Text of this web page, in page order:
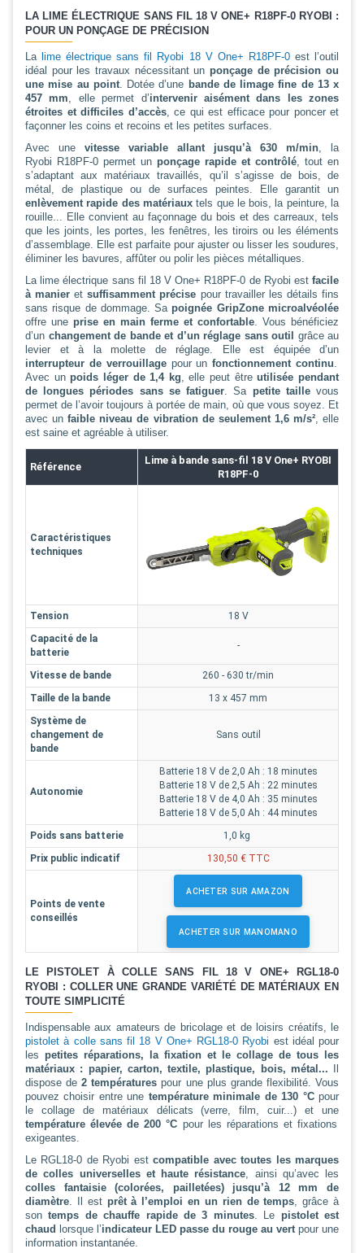
LA LIME ÉLECTRIQUE SANS FIL 18 V ONE+ R18PF-0 RYOBI :
POUR UN PONÇAGE DE PRÉCISION
La lime électrique sans fil Ryobi 18 V One+ R18PF-0est l’outil
idéal pour les travaux nécessitant un ponçage de précision ou
une mise au point. Dotée d’une bande de limage fine de 13 x
457 mm, elle permet d’intervenir aisément dans les zones
étroites et difficiles d’accès, ce qui est efficace pour poncer et
façonner les coins et recoins et les petites surfaces.
Avec une vitesse variable allant jusqu’à 630 m/min, la
Ryobi R18PF-0 permet un ponçage rapide et contrôlé, tout en
s’adaptant aux matériaux travaillés, qu’il s’agisse de bois, de
métal, de plastique ou de surfaces peintes. Elle garantit un
enlèvement rapide des matériauxtels que le bois, la peinture, la
rouille... Elle convient au façonnage du bois et des carreaux, tels
que les joints, les portes, les fenêtres, les tiroirs ou les éléments
d’assemblage. Elle est parfaite pour ajuster ou lisser les soudures,
éliminer les bavures, affûter ou polir les pièces métalliques.
La lime électrique sans fil 18 V One+ R18PF-0 de Ryobi est facile
à manieretsuffisamment précise pour travailler les détails fins
sans risque de dommage. Sapoignée GripZone microalvéolée
offre une prise en main ferme et confortable. Vous bénéficiez
d’un changement de bande et d’un réglage sans outil
grâce au
levier et à la molette de réglage. Elle est équipée d’un
interrupteur de verrouillage pour unfonctionnement continu.
Avec unpoids léger de 1,4 kg, elle peut êtreutilisée pendant
de longues périodes sans se fatiguer. Sa petite taillevous
permet de l’avoir toujours à portée de main, où que vous soyez. Et
avec unfaible niveau de vibration de seulement 1,6 m/s², elle
est saine et agréable à utiliser.
Référence
Lime à bande sans-fil 18 V One+ RYOBI
R18PF-0
Caractéristiques
techniques
Tension
18 V
Capacité de la
batterie
-
Vitesse de bande
260 - 630 tr/min
Taille de la bande
13 x 457 mm
Système de
changement de
bande
Sans outil
Autonomie
Batterie 18 V de 2,0 Ah : 18 minutes
Batterie 18 V de 2,5 Ah : 22 minutes
Batterie 18 V de 4,0 Ah : 35 minutes
Batterie 18 V de 5,0 Ah : 44 minutes
Poids sans batterie
1,0 kg
Prix public indicatif
130,50 € TTC
Points de vente
conseillés
ACHETER SUR AMAZON
ACHETER SUR MANOMANO
LE PISTOLET À COLLE SANS FIL 18 V ONE+ RGL18-0
RYOBI : COLLER UNE GRANDE VARIÉTÉ DE MATÉRIAUX EN
TOUTE SIMPLICITÉ
Indispensable aux amateurs de bricolage et de loisirs créatifs, le
pistolet à colle sans fil 18 V One+ RGL18-0 Ryobi est idéal pour
les petites réparations, la fixation et le collage de tous les
matériaux : papier, carton, textile, plastique, bois, métal...
dispose de 2 températurespour une plus grande flexibilité. Vous
pouvez choisir entre une température minimale de 130 °Cpour
le collage de matériaux délicats (verre, film, cuir...) et une
température élevée de 200 °C pour les réparations et fixations
exigeantes.
Le RGL18-0 de Ryobi estcompatible avec toutes les marques
de colles universelles et haute résistance, ainsi qu’avec les
colles fantaisie (colorées, pailletées) jusqu’à 12 mm de
diamètre. Il est prêt à l’emploi en un rien de temps, grâce à
sontemps de chauffe rapide de 3 minutes. Le pistolet est
chaud
lorsque l’indicateur LED passe du rouge au vert pour une
information instantanée.